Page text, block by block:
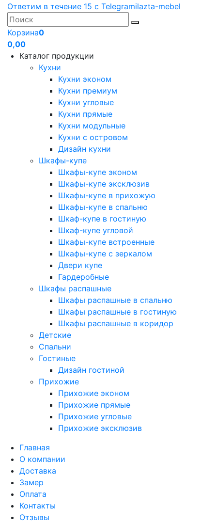
Ответим в течение 15 с Telegramilazta-mebel
Корзина0
0,00
Каталог продукции
Кухни
Кухни эконом
Кухни премиум
Кухни угловые
Кухни прямые
Кухни модульные
Кухни с островом
Дизайн кухни
Шкафы-купе
Шкафы-купе эконом
Шкафы-купе эксклюзив
Шкафы-купе в прихожую
Шкафы-купе в спальню
Шкаф-купе в гостиную
Шкаф-купе угловой
Шкафы-купе встроенные
Шкафы-купе с зеркалом
Двери купе
Гардеробные
Шкафы распашные
Шкафы распашные в спальню
Шкафы распашные в гостиную
Шкафы распашные в коридор
Детские
Спальни
Гостиные
Дизайн гостиной
Прихожие
Прихожие эконом
Прихожие прямые
Прихожие угловые
Прихожие эксклюзив
Главная
О компании
Доставка
Замер
Оплата
Контакты
Отзывы